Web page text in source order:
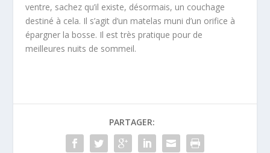
ventre, sachez qu’il existe, désormais, un couchage
destiné à cela. Il s’agit d’un matelas muni d’un orifice à
épargner la bosse. Il est très pratique pour de
meilleures nuits de sommeil.
PARTAGER: